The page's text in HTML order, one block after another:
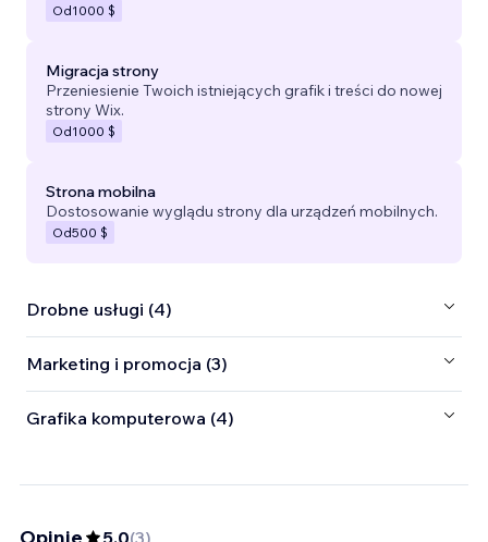
Od1000 $
Migracja strony
Przeniesienie Twoich istniejących grafik i treści do nowej
strony Wix.
Od1000 $
Strona mobilna
Dostosowanie wyglądu strony dla urządzeń mobilnych.
Od500 $
Drobne usługi (4)
Marketing i promocja (3)
Grafika komputerowa (4)
Opinie 5,0(3)